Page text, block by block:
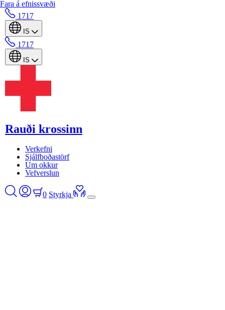
Fara á efnissvæði
1717
IS
1717
IS
Rauði krossinn
Verkefni
Sjálfboðastörf
Um okkur
Vefverslun
0 Styrkja